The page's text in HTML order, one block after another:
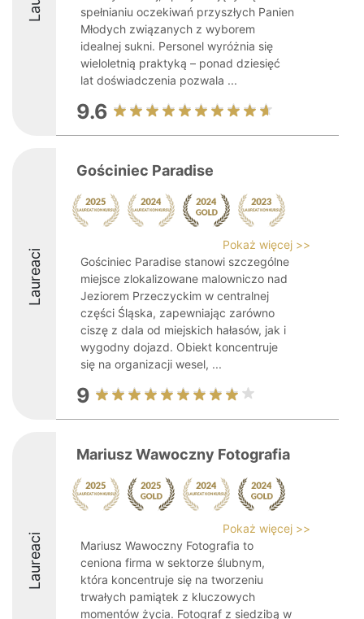
spełnianiu oczekiwań przyszłych Panien
Młodych związanych z wyborem
idealnej sukni. Personel wyróżnia się
wieloletnią praktyką – ponad dziesięć
lat doświadczenia pozwala ...
9.6
Laureaci
Gościniec Paradise
Pokaż więcej >>
Gościniec Paradise stanowi szczególne
miejsce zlokalizowane malowniczo nad
Jeziorem Przeczyckim w centralnej
części Śląska, zapewniając zarówno
ciszę z dala od miejskich hałasów, jak i
wygodny dojazd. Obiekt koncentruje
się na organizacji wesel, ...
9
Laureaci
Mariusz Wawoczny Fotografia
Pokaż więcej >>
Mariusz Wawoczny Fotografia to
ceniona firma w sektorze ślubnym,
która koncentruje się na tworzeniu
trwałych pamiątek z kluczowych
momentów życia. Fotograf z siedzibą w